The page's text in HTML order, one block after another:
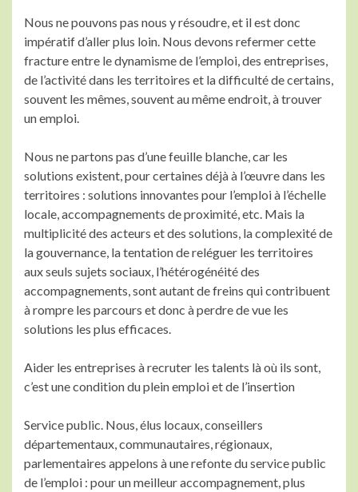
Nous ne pouvons pas nous y résoudre, et il est donc
impératif d’aller plus loin. Nous devons refermer cette
fracture entre le dynamisme de l’emploi, des entreprises,
de l’activité dans les territoires et la difficulté de certains,
souvent les mêmes, souvent au même endroit, à trouver
un emploi.
Nous ne partons pas d’une feuille blanche, car les
solutions existent, pour certaines déjà à l’œuvre dans les
territoires : solutions innovantes pour l’emploi à l’échelle
locale, accompagnements de proximité, etc. Mais la
multiplicité des acteurs et des solutions, la complexité de
la gouvernance, la tentation de reléguer les territoires
aux seuls sujets sociaux, l’hétérogénéité des
accompagnements, sont autant de freins qui contribuent
à rompre les parcours et donc à perdre de vue les
solutions les plus efficaces.
Aider les entreprises à recruter les talents là où ils sont,
c’est une condition du plein emploi et de l’insertion
Service public. Nous, élus locaux, conseillers
départementaux, communautaires, régionaux,
parlementaires appelons à une refonte du service public
de l’emploi : pour un meilleur accompagnement, plus